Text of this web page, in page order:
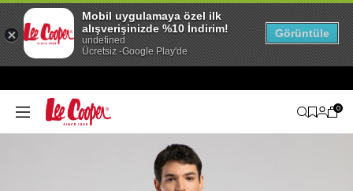
0
Mobil uygulamaya özel ilk
alışverişinizde %10 İndirim!
undefined
Ücretsiz -Google Play'de
Görüntüle